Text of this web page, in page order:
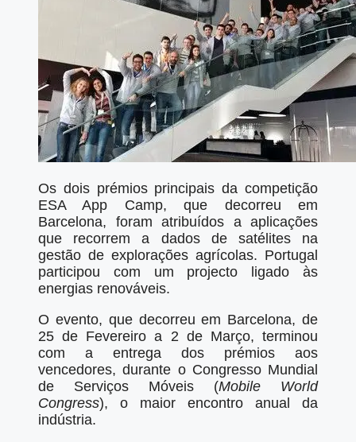
Os dois prémios principais da competição
ESA App Camp, que decorreu em
Barcelona, foram atribuídos a aplicações
que recorrem a dados de satélites na
gestão de explorações agrícolas. Portugal
participou com um projecto ligado às
energias renováveis.
O evento, que decorreu em Barcelona, de
25 de Fevereiro a 2 de Março, terminou
com a entrega dos prémios aos
vencedores, durante o Congresso Mundial
de Serviços Móveis (Mobile World
Congress), o maior encontro anual da
indústria.